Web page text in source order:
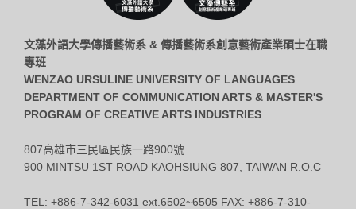
文藻外語大學傳播藝術系 & 傳播藝術系創意藝術產業碩士在職
專班
WENZAO URSULINE UNIVERSITY OF LANGUAGES
DEPARTMENT OF COMMUNICATION ARTS & MASTER'S
PROGRAM OF CREATIVE ARTS INDUSTRIES
807高雄市三民區民族一路900號
900 MINTSU 1ST ROAD KAOHSIUNG 807, TAIWAN R.O.C
TEL: +886-7-342-6031 ext.6502~6505 FAX: +886-7-310-